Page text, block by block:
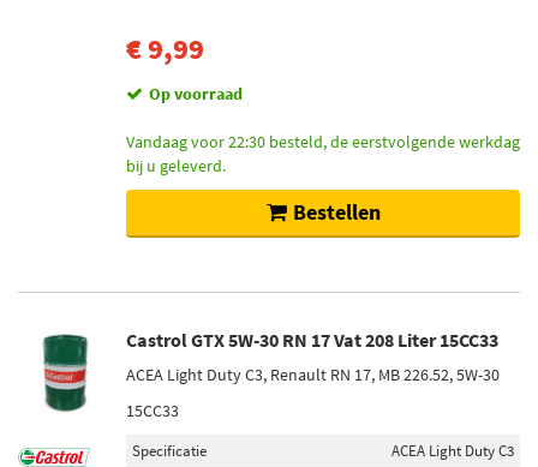
€ 9,99
Op voorraad
Vandaag voor 22:30 besteld, de eerstvolgende werkdag
bij u geleverd.
Bestellen
Castrol GTX 5W-30 RN 17 Vat 208 Liter 15CC33
ACEA Light Duty C3, Renault RN 17, MB 226.52, 5W-30
15CC33
Specificatie
ACEA Light Duty C3